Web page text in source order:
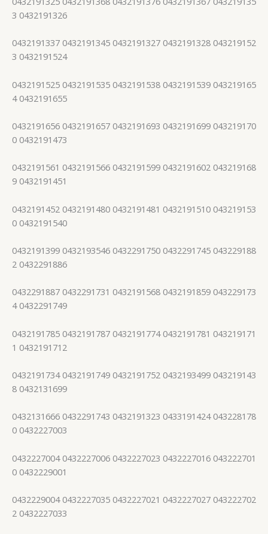
3 0432191326
0432191337 0432191345 0432191327 0432191328 043219152
3 0432191524
0432191525 0432191535 0432191538 0432191539 043219165
4 0432191655
0432191656 0432191657 0432191693 0432191699 043219170
0 0432191473
0432191561 0432191566 0432191599 0432191602 043219168
9 0432191451
0432191452 0432191480 0432191481 0432191510 043219153
0 0432191540
0432191399 0432193546 0432291750 0432291745 043229188
2 0432291886
0432291887 0432291731 0432191568 0432191859 043229173
4 0432291749
0432191785 0432191787 0432191774 0432191781 043219171
1 0432191712
0432191734 0432191749 0432191752 0432193499 043219143
8 0432131699
0432131666 0432291743 0432191323 0433191424 043228178
0 0432227003
0432227004 0432227006 0432227023 0432227016 043222701
0 0432229001
0432229004 0432227035 0432227021 0432227027 043222702
2 0432227033